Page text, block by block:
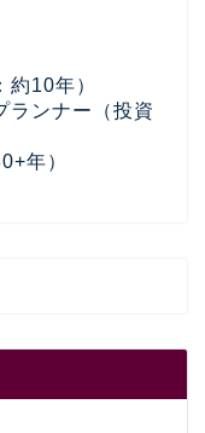
10年）
ランナー（投資
年）